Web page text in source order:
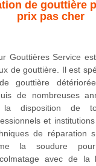
de gouttière
prix pas cher
Gouttières Service
de gouttière. Il est
gouttière
de nombreuses
disposition de
et
de réparation
la soudure
avec de la